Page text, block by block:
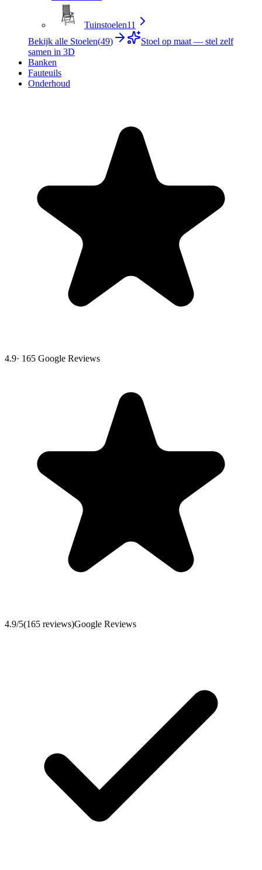
Tuinstoelen11
Bekijk alle Stoelen(49)
Stoel op maat — stel zelf
samen in 3D
Banken
Fauteuils
Onderhoud
4.9· 165 Google Reviews
4.9/5(165 reviews)Google Reviews